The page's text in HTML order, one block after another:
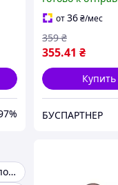
Caddy II/III/IV/
90-20
VIKA
от36₴/мес
355.41 ₴
359 ₴
Купить
БУСПАРТНЕР
Втулка выжимного подшипника